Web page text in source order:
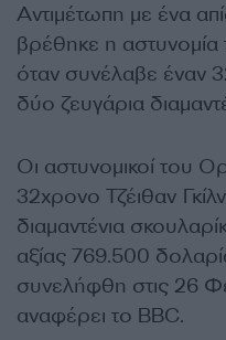
Αντιμέτωπη με ένα
βρέθηκε η αστυνομία
όταν συνέλαβε έναν
δύο ζευγάρια
Οι αστυνομικοί του
32χρονο Τζέιθαν
διαμαντένια
αξίας 769.500
συνελήφθη στις 26
αναφέρει το BBC.